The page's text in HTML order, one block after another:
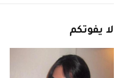
لا يفوتكم